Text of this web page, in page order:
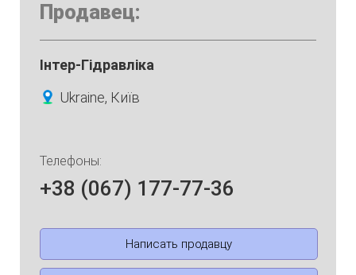
Продавец:
Інтер-Гідравліка
Ukraine, Київ
Телефоны:
+38 (067) 177-77-36
Написать продавцу